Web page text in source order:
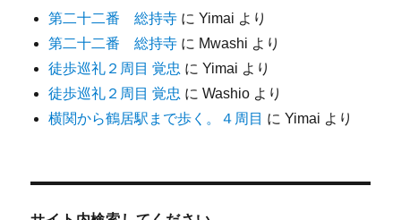
第二十二番 総持寺 に Yimai より
第二十二番 総持寺 に Mwashi より
徒歩巡礼２周目 覚忠 に Yimai より
徒歩巡礼２周目 覚忠 にWashio より
横関から鶴居駅まで歩く。４周目 に Yimai より